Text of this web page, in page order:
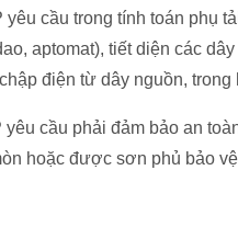
cầu trong tính toán phụ
aptomat), tiết diện các
điện từ dây nguồn,
cầu phải đảm bảo an
hoặc được sơn phủ bảo